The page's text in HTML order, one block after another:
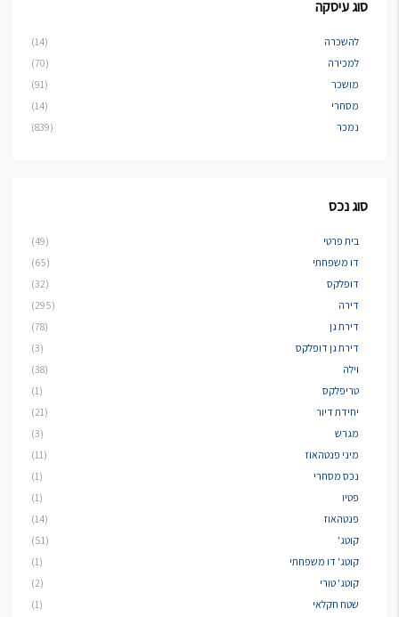
סוג עיסקה
להשכרה
(14)
למכירה
(70)
מושכר
(91)
מסחרי
(14)
נמכר
(839)
סוג נכס
בית פרטי
(49)
דו משפחתי
(65)
דופלקס
(32)
דירה
(295)
דירת גן
(78)
דירת גן דופלקס
(3)
וילה
(38)
טריפלקס
(1)
יחידת דיור
(21)
מגרש
(3)
מיני פנטהאוז
(11)
נכס מסחרי
(1)
פטיו
(1)
פנטהאוז
(14)
קוטג'
(51)
קוטג' דו משפחתי
(1)
קוטג' טורי
(2)
שטח חקלאי
(1)